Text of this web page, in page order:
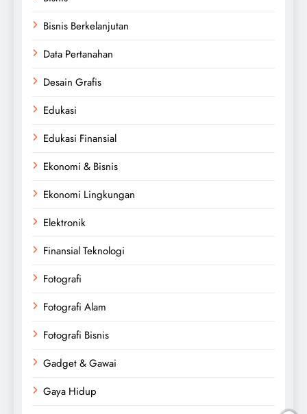
Bisnis Berkelanjutan
Data Pertanahan
Desain Grafis
Edukasi
Edukasi Finansial
Ekonomi & Bisnis
Ekonomi Lingkungan
Elektronik
Finansial Teknologi
Fotografi
Fotografi Alam
Fotografi Bisnis
Gadget & Gawai
Gaya Hidup